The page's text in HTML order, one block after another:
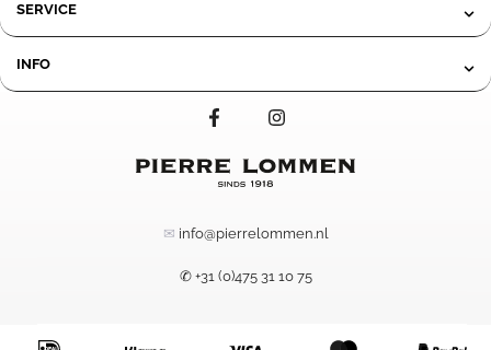
SERVICE
INFO
✉ info@pierrelommen.nl
✆ +31 (0)475 31 10 75